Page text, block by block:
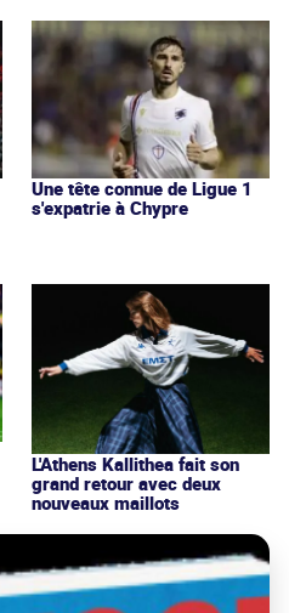
Une tête connue de Ligue 1
s'expatrie à Chypre
L'Athens Kallithea fait son
grand retour avec deux
nouveaux maillots